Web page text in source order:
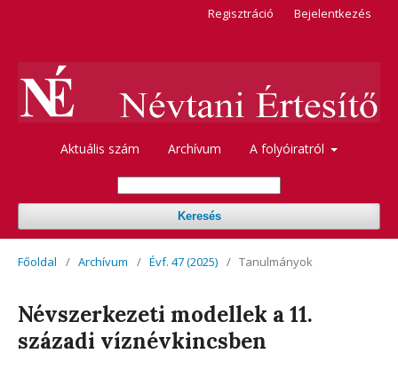
Aktuális szám Archívum A folyóiratról
Keresés
Regisztráció Bejelentkezés
Főoldal / Archívum / Évf. 47 (2025) / Tanulmányok
Névszerkezeti modellek a 11.
századi víznévkincsben